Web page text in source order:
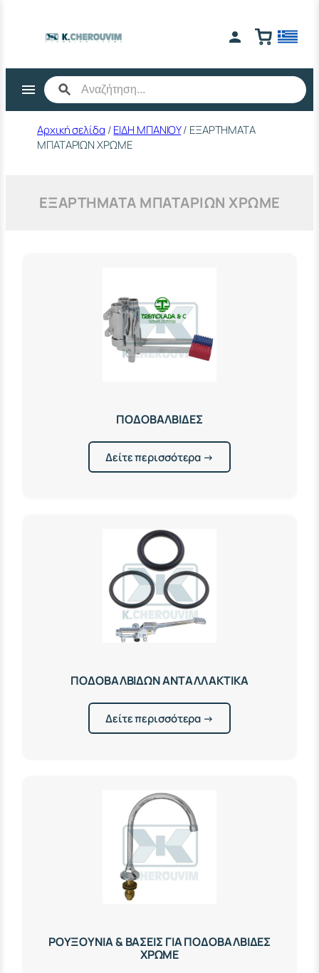
περιεχόμενο
Αρχική σελίδα /ΕΙΔΗ ΜΠΑΝΙΟΥ/ ΕΞΑΡΤΗΜΑΤΑ
ΜΠΑΤΑΡΙΩΝ ΧΡΩΜΕ
ΕΞΑΡΤΗΜΑΤΑ ΜΠΑΤΑΡΙΩΝ ΧΡΩΜΕ
ΠΟΔΟΒΑΛΒΙΔΕΣ
Δείτε περισσότερα →
ΠΟΔΟΒΑΛΒΙΔΩΝ ΑΝΤΑΛΛΑΚΤΙΚΑ
Δείτε περισσότερα →
ΡΟΥΞΟΥΝΙΑ & ΒΑΣΕΙΣ ΓΙΑ ΠΟΔΟΒΑΛΒΙΔΕΣ
ΧΡΩΜΕ